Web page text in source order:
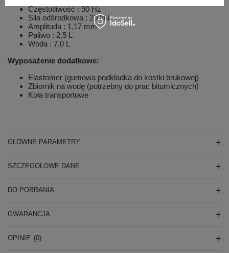
Częstotliwość : 90 Hz
Siła odśrodkowa : 20 kN
Amplituda : 1,17 mm
Paliwo : 2,5 L
Woda : 7,0 L
Wyposażenie dodatkowe:
Elastomer (gumowa podkładka do kostki brukowej)
Zbiornik na wodę (potrzebny do prac bitumicznych)
Koła transportowe
GŁÓWNE PARAMETRY
SZCZEGÓŁOWE DANE
DO POBRANIA
GWARANCJA
OPINIE (0)